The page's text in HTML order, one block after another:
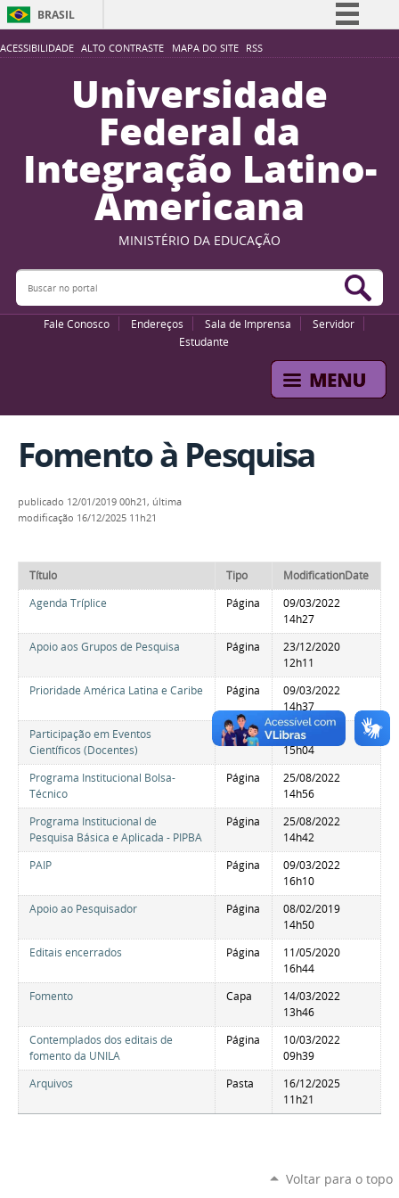
ACESSIBILIDADE ALTO CONTRASTE MAPA DO SITE RSS
BRASIL
Simplifique!
Participe
Acesso à informação
Legislação
Canais
Universidade
Federal da
Integração Latino-
Americana
MINISTÉRIO DA EDUCAÇÃO
Buscar no portal
Fale Conosco Endereços Sala de Imprensa
Servidor
Estudante
Fomento à Pesquisa
publicado 12/01/2019 00h21, última
modificação 16/12/2025 11h21
Título Tipo
ModificationDate
Agenda Tríplice
Página
09/03/2022
14h27
Apoio aos Grupos de Pesquisa
Página
23/12/2020
12h11
Prioridade América Latina e Caribe
Página
09/03/2022
14h37
Participação em Eventos
Científicos (Docentes)
Página
25/08/2022
15h04
Programa Institucional Bolsa-
Técnico
Página
25/08/2022
14h56
Programa Institucional de
Pesquisa Básica e Aplicada - PIPBA
Página
25/08/2022
14h42
PAIP
Página
09/03/2022
16h10
Apoio ao Pesquisador
Página
08/02/2019
14h50
Editais encerrados
Página
11/05/2020
16h44
Fomento
Capa
14/03/2022
13h46
Contemplados dos editais de
fomento da UNILA
Página
10/03/2022
09h39
Arquivos
Pasta
16/12/2025
11h21
Voltar para o topo